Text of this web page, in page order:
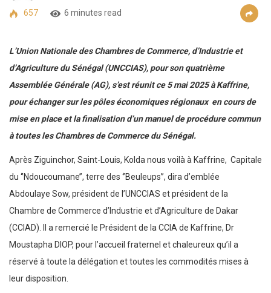
657 6 minutes read
L’Union Nationale des Chambres de Commerce, d’Industrie et
d’Agriculture du Sénégal (UNCCIAS), pour son quatrième
Assemblée Générale (AG), s’est réunit ce 5 mai 2025 à Kaffrine,
pour échanger sur les pôles économiques régionaux en cours de
mise en place et la finalisation d’un manuel de procédure commun
à toutes les Chambres de Commerce du Sénégal.
Après Ziguinchor, Saint-Louis, Kolda nous voilà à Kaffrine, Capitale
du ‘’Ndoucoumane’’, terre des ‘’Beuleups’’, dira d’emblée
Abdoulaye Sow, président de l’UNCCIAS et président de la
Chambre de Commerce d’Industrie et d’Agriculture de Dakar
(CCIAD). Il a remercié le Président de la CCIA de Kaffrine, Dr
Moustapha DIOP, pour l’accueil fraternel et chaleureux qu’il a
réservé à toute la délégation et toutes les commodités mises à
leur disposition.